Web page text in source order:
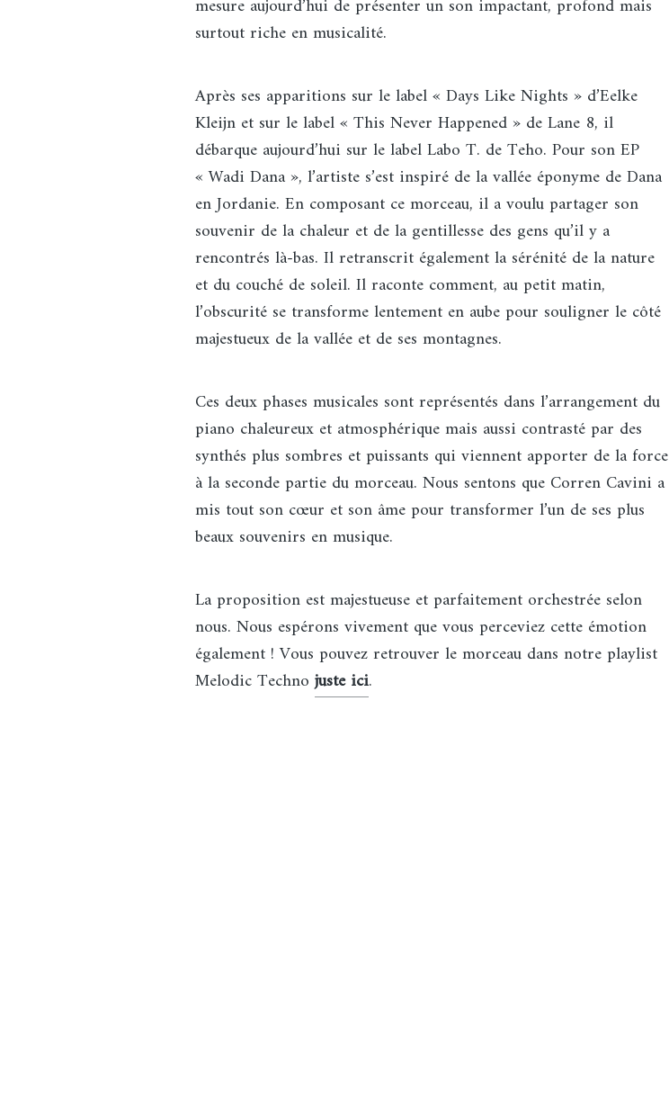
mesure aujourd’hui de présenter un son impactant, profond mais
surtout riche en musicalité.
Après ses apparitions sur le label « Days Like Nights » d’Eelke
Kleijn et sur le label « This Never Happened » de Lane 8, il
débarque aujourd’hui sur le label Labo T. de Teho. Pour son EP
« Wadi Dana », l’artiste s’est inspiré de la vallée éponyme de Dana
en Jordanie. En composant ce morceau, il a voulu partager son
souvenir de la chaleur et de la gentillesse des gens qu’il y a
rencontrés là-bas. Il retranscrit également la sérénité de la nature
et du couché de soleil. Il raconte comment, au petit matin,
l’obscurité se transforme lentement en aube pour souligner le côté
majestueux de la vallée et de ses montagnes.
Ces deux phases musicales sont représentés dans l’arrangement du
piano chaleureux et atmosphérique mais aussi contrasté par des
synthés plus sombres et puissants qui viennent apporter de la force
à la seconde partie du morceau. Nous sentons que Corren Cavini a
mis tout son cœur et son âme pour transformer l’un de ses plus
beaux souvenirs en musique.
La proposition est majestueuse et parfaitement orchestrée selon
nous. Nous espérons vivement que vous perceviez cette émotion
également ! Vous pouvez retrouver le morceau dans notre playlist
Melodic Technojuste ici.